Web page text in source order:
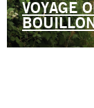
VOYAGE